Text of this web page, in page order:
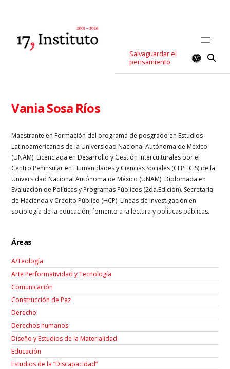
Salvaguardar el
pensamiento
Vania Sosa Ríos
Maestrante en Formación del programa de posgrado en Estudios
Latinoamericanos de la Universidad Nacional Autónoma de México
(UNAM). Licenciada en Desarrollo y Gestión Interculturales por el
Centro Peninsular en Humanidades y Ciencias Sociales (CEPHCIS) de la
Universidad Nacional Autónoma de México (UNAM). Diplomada en
Evaluación de Políticas y Programas Públicos (2da.Edición). Secretaría
de Hacienda y Crédito Público (HCP). Líneas de investigación en
sociología de la educación, fomento a la lectura y políticas públicas.
Áreas
A/Teología
Arte Performatividad y Tecnología
Comunicación
Construcción de Paz
Derecho
Derechos humanos
Diseño y Estudios de la Materialidad
Educación
Estudios de la “Discapacidad”